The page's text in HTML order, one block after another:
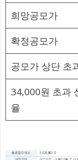
희망공모가
확정공모가
공모가 상단 초
34,000원 초과
율